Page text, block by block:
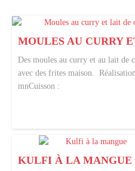
MOULES AU CURRY
Des moules au curry et au lait de
avec des frites maison.
mnCuisson :
KULFI À LA MANGUE